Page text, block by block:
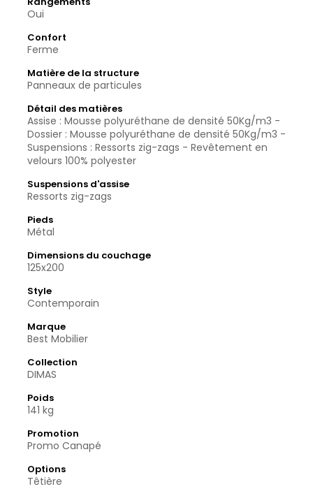
Oui
Confort
Ferme
Matière de la structure
Panneaux de particules
Détail des matières
Assise : Mousse polyuréthane de densité 50Kg/m3 -
Dossier : Mousse polyuréthane de densité 50Kg/m3 -
Suspensions : Ressorts zig-zags - Revêtement en
velours 100% polyester
Suspensions d'assise
Ressorts zig-zags
Pieds
Métal
Dimensions du couchage
125x200
Style
Contemporain
Marque
Best Mobilier
Collection
DIMAS
Poids
141 kg
Promotion
Promo Canapé
Options
Têtière